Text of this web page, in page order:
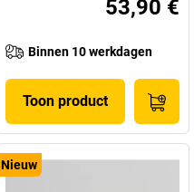
53,90 €
Binnen 10 werkdagen
Toon product
Nieuw